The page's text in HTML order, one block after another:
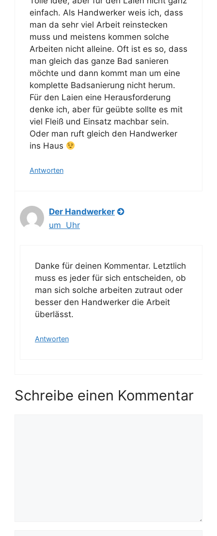
einfach. Als Handwerker weis ich, dass
man da sehr viel Arbeit reinstecken
muss und meistens kommen solche
Arbeiten nicht alleine. Oft ist es so, dass
man gleich das ganze Bad sanieren
möchte und dann kommt man um eine
komplette Badsanierung nicht herum.
Für den Laien eine Herausforderung
denke ich, aber für geübte sollte es mit
viel Fleiß und Einsatz machbar sein.
Oder man ruft gleich den Handwerker
ins Haus
Antworten
Der Handwerker
um Uhr
Danke für deinen Kommentar. Letztlich
muss es jeder für sich entscheiden, ob
man sich solche arbeiten zutraut oder
besser den Handwerker die Arbeit
überlässt.
Antworten
Schreibe einen Kommentar